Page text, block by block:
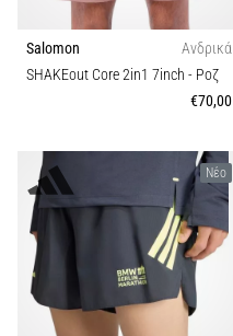
ταχύτητα,
την
ευκιννησία
κατεύθυνσης.
Πώς
εκτελείται
σωστά,
6. 8. 2026
Salomon
Ανδρικά
SHAKEout Core 2in1 7inch - Ροζ
€70,00
Νέο